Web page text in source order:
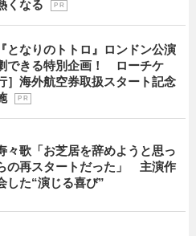
くなる
P R
となりのトトロ』ロンドン公演
できる特別企画！ ローチケ
］海外航空券取扱スタート記念
P R
々歌「お芝居を辞めようと思っ
の再スタートだった」 主演作
した“演じる喜び”